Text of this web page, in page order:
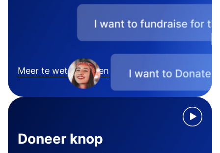
Meer te weten komen
Doneer knop